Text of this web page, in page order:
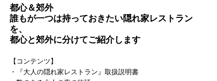
都心＆郊外
誰もが一つは持っておきたい隠れ家レストラン
を、
都心と郊外に分けてご紹介します
【コンテンツ】
・『大人の隠れ家レストラン』取扱説明書